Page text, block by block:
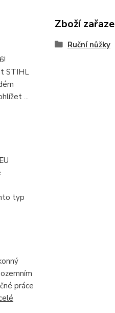
STIHL
...
typ
práce
Zboží
Ruční nůžky